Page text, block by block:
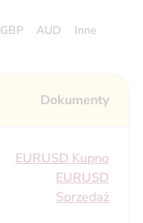
GBP AUD Inne
Dokumenty
EURUSD Kupno
EURUSD
Sprzedaż